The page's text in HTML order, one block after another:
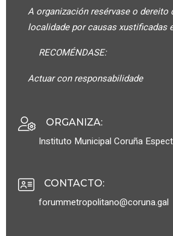
A organización resérvase o dereito
localidade por causas xustificadas
RECOMÉNDASE:
Actuar con responsabilidade
ORGANIZA:
Instituto Municipal Coruña
CONTACTO:
forummetropolitano@coruna.gal